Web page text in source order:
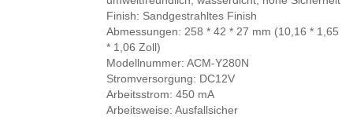
Finish: Sandgestrahltes Finish
Abmessungen: 258 * 42 * 27 mm (10,16 * 1,65
* 1,06 Zoll)
Modellnummer: ACM-Y280N
Stromversorgung: DC12V
Arbeitsstrom: 450 mA
Arbeitsweise: Ausfallsicher